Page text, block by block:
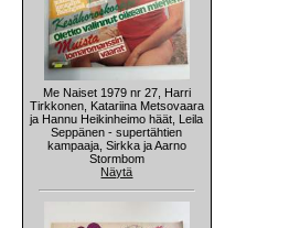
Me Naiset 1979 nr 27, Harri
Tirkkonen, Katariina Metsovaara
ja Hannu Heikinheimo häät, Leila
Seppänen - supertähtien
kampaaja, Sirkka ja Aarno
Stormbom
Näytä